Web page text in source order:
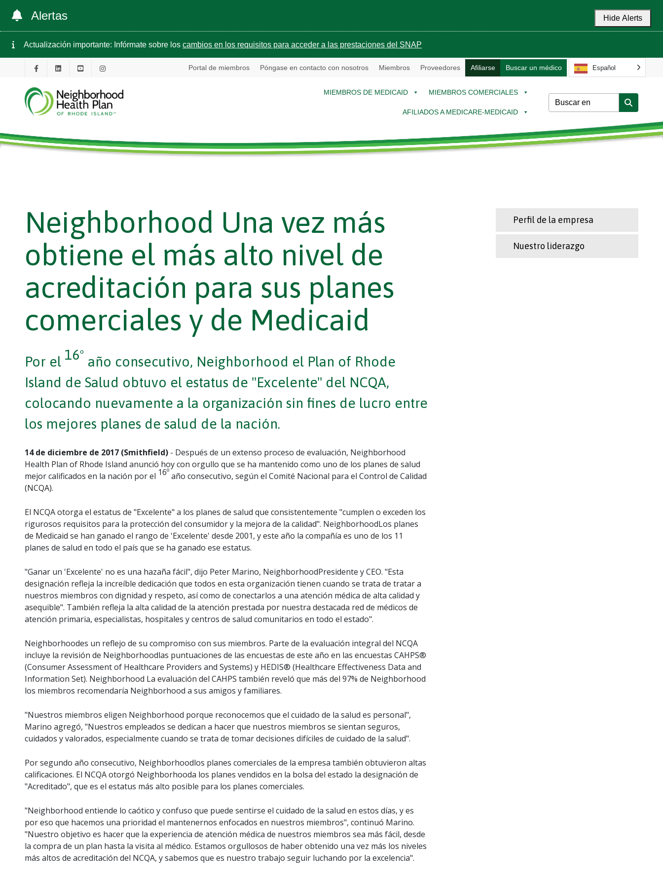
Alertas Hide Alerts
Actualización importante: Infórmate sobre los cambios en los requisitos para acceder a las prestaciones del SNAP
Portal de miembros Póngase en contacto con nosotros Miembros Proveedores Afiliarse Buscar un médico Español
MIEMBROS DE MEDICAID MIEMBROS COMERCIALES
AFILIADOS A MEDICARE-MEDICAID
Neighborhood Una vez más
obtiene el más alto nivel de
acreditación para sus planes
comerciales y de Medicaid
Por el 16º año consecutivo, Neighborhood el Plan of Rhode
Island de Salud obtuvo el estatus de "Excelente" del NCQA,
colocando nuevamente a la organización sin fines de lucro entre
los mejores planes de salud de la nación.
14 de diciembre de 2017 (Smithfield) - Después de un extenso proceso de evaluación, Neighborhood
Health Plan of Rhode Island anunció hoy con orgullo que se ha mantenido como uno de los planes de salud
mejor calificados en la nación por el 16ºaño consecutivo, según el Comité Nacional para el Control de Calidad
(NCQA).
El NCQA otorga el estatus de "Excelente" a los planes de salud que consistentemente "cumplen o exceden los
rigurosos requisitos para la protección del consumidor y la mejora de la calidad". NeighborhoodLos planes
de Medicaid se han ganado el rango de 'Excelente' desde 2001, y este año la compañía es uno de los 11
planes de salud en todo el país que se ha ganado ese estatus.
"Ganar un 'Excelente' no es una hazaña fácil", dijo Peter Marino, NeighborhoodPresidente y CEO. "Esta
designación refleja la increíble dedicación que todos en esta organización tienen cuando se trata de tratar a
nuestros miembros con dignidad y respeto, así como de conectarlos a una atención médica de alta calidad y
asequible". También refleja la alta calidad de la atención prestada por nuestra destacada red de médicos de
atención primaria, especialistas, hospitales y centros de salud comunitarios en todo el estado".
Neighborhoodes un reflejo de su compromiso con sus miembros. Parte de la evaluación integral del NCQA
incluye la revisión de Neighborhoodlas puntuaciones de las encuestas de este año en las encuestas CAHPS®
(Consumer Assessment of Healthcare Providers and Systems) y HEDIS® (Healthcare Effectiveness Data and
Information Set). Neighborhood La evaluación del CAHPS también reveló que más del 97% de Neighborhood
los miembros recomendaría Neighborhood a sus amigos y familiares.
"Nuestros miembros eligen Neighborhood porque reconocemos que el cuidado de la salud es personal",
Marino agregó, "Nuestros empleados se dedican a hacer que nuestros miembros se sientan seguros,
cuidados y valorados, especialmente cuando se trata de tomar decisiones difíciles de cuidado de la salud".
Por segundo año consecutivo, Neighborhoodlos planes comerciales de la empresa también obtuvieron altas
calificaciones. El NCQA otorgó Neighborhooda los planes vendidos en la bolsa del estado la designación de
"Acreditado", que es el estatus más alto posible para los planes comerciales.
"Neighborhood entiende lo caótico y confuso que puede sentirse el cuidado de la salud en estos días, y es
por eso que hacemos una prioridad el mantenernos enfocados en nuestros miembros", continuó Marino.
"Nuestro objetivo es hacer que la experiencia de atención médica de nuestros miembros sea más fácil, desde
la compra de un plan hasta la visita al médico. Estamos orgullosos de haber obtenido una vez más los niveles
más altos de acreditación del NCQA, y sabemos que es nuestro trabajo seguir luchando por la excelencia".
Perfil de la empresa
Nuestro liderazgo